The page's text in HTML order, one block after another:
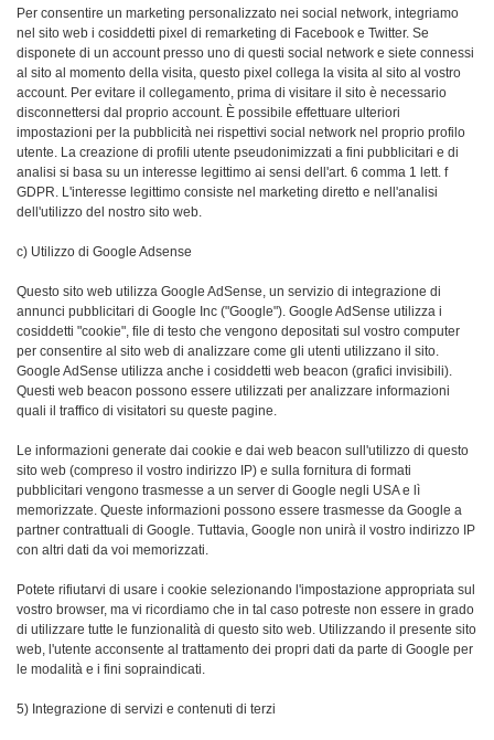
Per consentire un marketing personalizzato nei social network, integriamo
nel sito web i cosiddetti pixel di remarketing di Facebook e Twitter. Se
disponete di un account presso uno di questi social network e siete connessi
al sito al momento della visita, questo pixel collega la visita al sito al vostro
account. Per evitare il collegamento, prima di visitare il sito è necessario
disconnettersi dal proprio account. È possibile effettuare ulteriori
impostazioni per la pubblicità nei rispettivi social network nel proprio profilo
utente. La creazione di profili utente pseudonimizzati a fini pubblicitari e di
analisi si basa su un interesse legittimo ai sensi dell'art. 6 comma 1 lett. f
GDPR. L'interesse legittimo consiste nel marketing diretto e nell'analisi
dell'utilizzo del nostro sito web.
c) Utilizzo di Google Adsense
Questo sito web utilizza Google AdSense, un servizio di integrazione di
annunci pubblicitari di Google Inc ("Google"). Google AdSense utilizza i
cosiddetti "cookie", file di testo che vengono depositati sul vostro computer
per consentire al sito web di analizzare come gli utenti utilizzano il sito.
Google AdSense utilizza anche i cosiddetti web beacon (grafici invisibili).
Questi web beacon possono essere utilizzati per analizzare informazioni
quali il traffico di visitatori su queste pagine.
Le informazioni generate dai cookie e dai web beacon sull'utilizzo di questo
sito web (compreso il vostro indirizzo IP) e sulla fornitura di formati
pubblicitari vengono trasmesse a un server di Google negli USA e lì
memorizzate. Queste informazioni possono essere trasmesse da Google a
partner contrattuali di Google. Tuttavia, Google non unirà il vostro indirizzo IP
con altri dati da voi memorizzati.
Potete rifiutarvi di usare i cookie selezionando l'impostazione appropriata sul
vostro browser, ma vi ricordiamo che in tal caso potreste non essere in grado
di utilizzare tutte le funzionalità di questo sito web. Utilizzando il presente sito
web, l'utente acconsente al trattamento dei propri dati da parte di Google per
le modalità e i fini sopraindicati.
5) Integrazione di servizi e contenuti di terzi